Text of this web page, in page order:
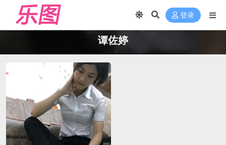
登录
谭佐婷